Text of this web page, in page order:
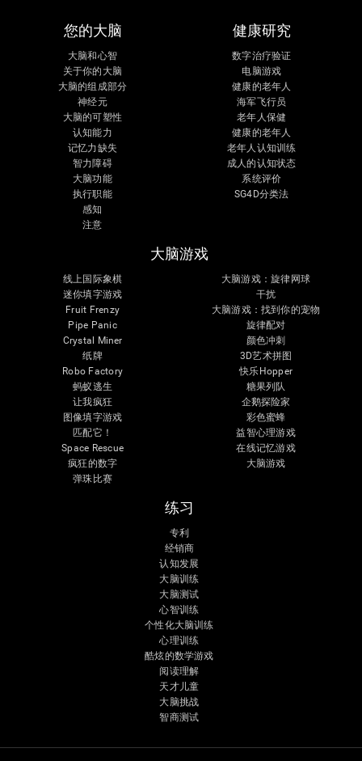
您的大脑
大脑和心智
关于你的大脑
大脑的组成部分
神经元
大脑的可塑性
认知能力
记忆力缺失
智力障碍
大脑功能
执行职能
感知
注意
健康研究
数字治疗验证
电脑游戏
健康的老年人
海军飞行员
老年人保健
健康的老年人
老年人认知训练
成人的认知状态
系统评价
SG4D分类法
大脑游戏
线上国际象棋
迷你填字游戏
Fruit Frenzy
Pipe Panic
Crystal Miner
纸牌
Robo Factory
蚂蚁逃生
让我疯狂
图像填字游戏
匹配它！
Space Rescue
疯狂的数字
弹珠比赛
大脑游戏：旋律网球
干扰
大脑游戏：找到你的宠物
旋律配对
颜色冲刺
3D艺术拼图
快乐Hopper
糖果列队
企鹅探险家
彩色蜜蜂
益智心理游戏
在线记忆游戏
大脑游戏
练习
专利
经销商
认知发展
大脑训练
大脑测试
心智训练
个性化大脑训练
心理训练
酷炫的数学游戏
阅读理解
天才儿童
大脑挑战
智商测试